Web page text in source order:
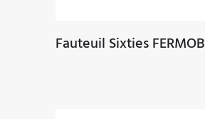
Fauteuil Sixties FERMOB